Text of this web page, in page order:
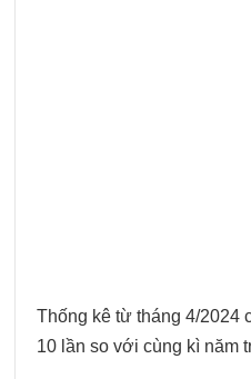
Thống kê từ tháng 4/2024
10 lần so với cùng kì năm